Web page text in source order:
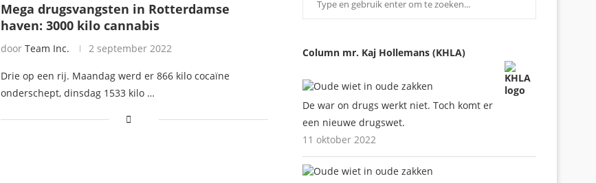
Mega drugsvangsten in Rotterdamse
haven: 3000 kilo cannabis
door Team Inc. 2 september 2022
Drie op een rij. Maandag werd er 866 kilo cocaïne
onderschept, dinsdag 1533 kilo …
Column mr. Kaj Hollemans (KHLA)
De war on drugs werkt niet. Toch komt er
een nieuwe drugswet.
11 oktober 2022